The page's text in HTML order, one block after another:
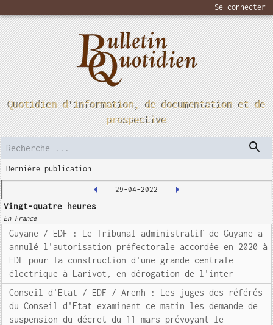
Se connecter
Quotidien d'information, de documentation et de
prospective
Dernière publication
29-04-2022
Vingt-quatre heures
En France
Guyane / EDF : Le Tribunal administratif de Guyane a
annulé l'autorisation préfectorale accordée en 2020 à
EDF pour la construction d'une grande centrale
électrique à Larivot, en dérogation de l'inter
Conseil d'Etat / EDF / Arenh : Les juges des référés
du Conseil d'Etat examinent ce matin les demande de
suspension du décret du 11 mars prévoyant le